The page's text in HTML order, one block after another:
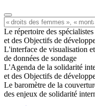
Le répertoire des
et des Objectifs de
L'interface de visualisation
de données de sondage
L'Agenda de la solidarité
et des Objectifs de
Le baromètre de la
des enjeux de solidarité